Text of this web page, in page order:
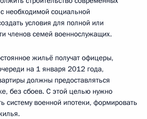
необходимой социальной
условия для полной или
членов семей военнослужащих.
жильё получат офицеры,
на 1 января 2012 года,
должны предоставляться
без сбоев. С этой целью нужно
систему военной ипотеки, формировать